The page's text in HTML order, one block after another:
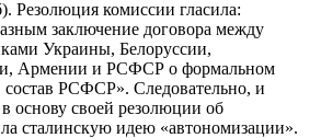
комиссии гласила:
заключение договора между
Украины, Белоруссии,
Армении и РСФСР о формальном
РСФСР». Следовательно, и
своей резолюции об
сталинскую идею «автономизации».